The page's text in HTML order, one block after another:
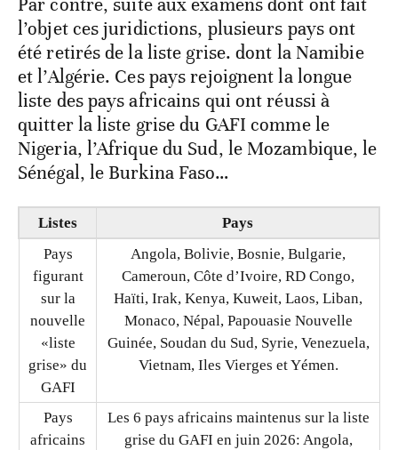
Par contre, suite aux examens dont ont fait
l’objet ces juridictions, plusieurs pays ont
été retirés de la liste grise. dont la Namibie
et l’Algérie. Ces pays rejoignent la longue
liste des pays africains qui ont réussi à
quitter la liste grise du GAFI comme le
Nigeria, l’Afrique du Sud, le Mozambique, le
Sénégal, le Burkina Faso…
Listes
Pays
Pays
figurant
sur la
nouvelle
«liste
grise» du
GAFI
Angola, Bolivie, Bosnie, Bulgarie,
Cameroun, Côte d’Ivoire, RD Congo,
Haïti, Irak, Kenya, Kuweit, Laos, Liban,
Monaco, Népal, Papouasie Nouvelle
Guinée, Soudan du Sud, Syrie, Venezuela,
Vietnam, Iles Vierges et Yémen.
Pays
africains
Les 6 pays africains maintenus sur la liste
grise du GAFI en juin 2026: Angola,